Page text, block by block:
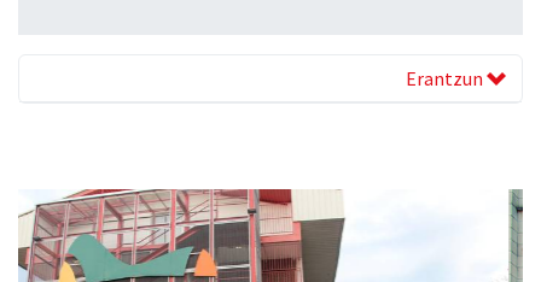
Erantzun